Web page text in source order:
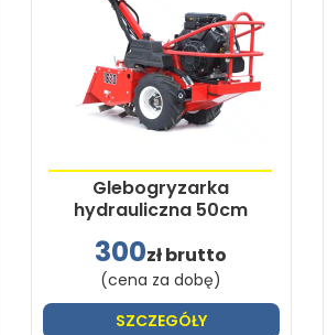
Glebogryzarka
hydrauliczna 50cm
300zł brutto
(cena za dobę)
SZCZEGÓŁY